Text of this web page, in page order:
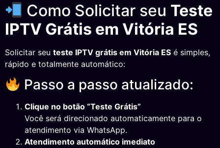
Como Solicitar seu Teste
IPTV Grátis em Vitória ES
Solicitar seu teste IPTV grátis em Vitória ES é simples,
rápido e totalmente automático:
Passo a passo atualizado:
Clique no botão “Teste Grátis”
Você será direcionado automaticamente para o
atendimento via WhatsApp.
Atendimento automático imediato